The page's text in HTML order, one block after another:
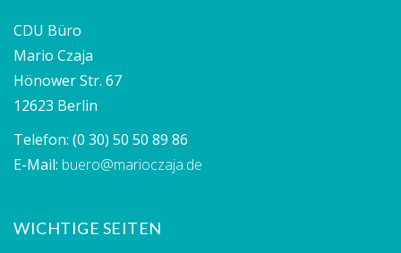
CDU Büro
Mario Czaja
Hönower Str. 67
12623 Berlin
Telefon: (0 30) 50 50 89 86
E-Mail: buero@marioczaja.de
WICHTIGE SEITEN